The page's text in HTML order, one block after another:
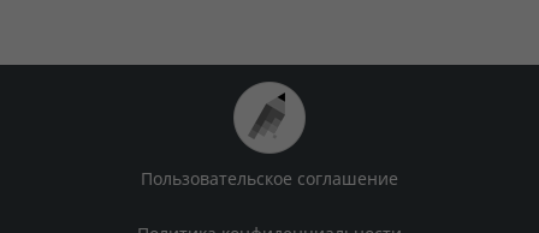
Пользовательское соглашение